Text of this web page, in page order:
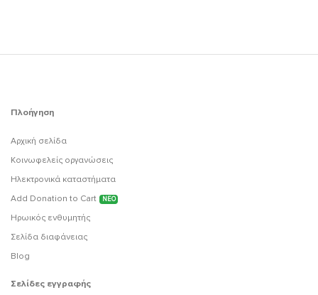
Πλοήγηση
Αρχική σελίδα
Κοινωφελείς οργανώσεις
Ηλεκτρονικά καταστήματα
Add Donation to Cart
ΝΕΟ
Ηρωικός ενθυμητής
Σελίδα διαφάνειας
Blog
Σελίδες εγγραφής